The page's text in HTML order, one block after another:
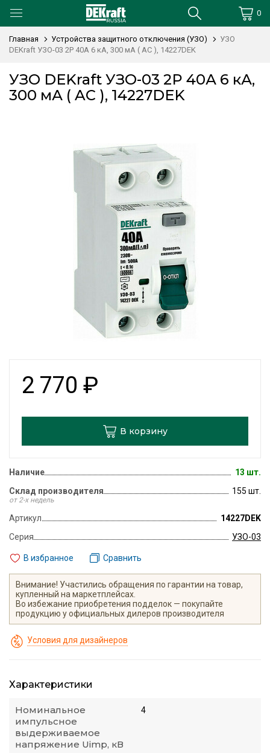
0
Главная Устройства защитного отключения (УЗО)
УЗО
DEKraft УЗО-03 2P 40А 6 кА, 300 мА ( AC ), 14227DEK
УЗО DEKraft УЗО-03 2P 40А 6 кА,
300 мА ( AC ), 14227DEK
2 770 ₽
В корзину
Наличие
13 шт.
Склад производителя
от 2-х недель
155 шт.
Артикул
14227DEK
Серия
УЗО-03
В избранное Сравнить
Внимание! Участились обращения по гарантии на товар,
купленный на маркетплейсах.
Во избежание приобретения подделок — покупайте
продукцию у официальных дилеров производителя
Условия для дизайнеров
Характеристики
Номинальное
импульсное
выдерживаемое
напряжение Uimp, кВ
4